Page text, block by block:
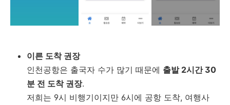
이른 도착 권장
인천공항은 출국자 수가 많기 때문에 출발 2시간 30
분 전 도착 권장.
저희는 9시 비행기이지만 6시에 공항 도착, 여행사